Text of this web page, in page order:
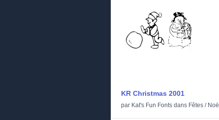
KR Christmas 2001
par Kat's Fun Fonts dans Fêtes / Noël